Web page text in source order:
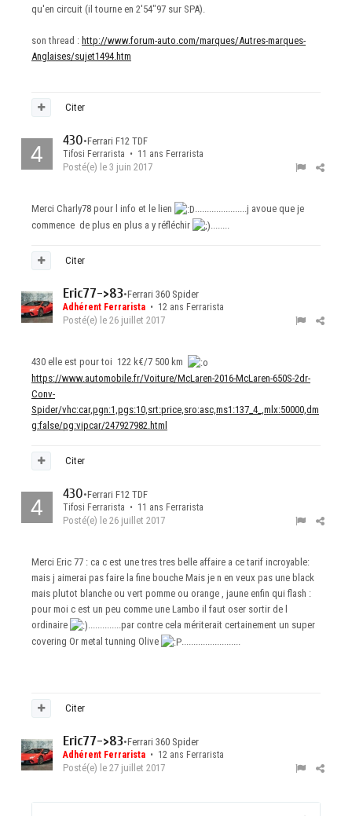
qu'en circuit (il tourne en 2'54"97 sur SPA).
son thread : http://www.forum-auto.com/marques/Autres-marques-
Anglaises/sujet1494.htm
Citer
430•Ferrari F12 TDF
Tifosi Ferrarista • 11 ans Ferrarista
Posté(e) le 3 juin 2017
Merci Charly78 pour l info et le lien
......................j avoue que je
commence de plus en plus a y réfléchir
........
Citer
Eric77->83•Ferrari 360 Spider
Adhérent Ferrarista • 12 ans Ferrarista
Posté(e) le 26 juillet 2017
430 elle est pour toi 122 k€/7 500 km
https://www.automobile.fr/Voiture/McLaren-2016-McLaren-650S-2dr-
Conv-
Spider/vhc:car,pgn:1,pgs:10,srt:price,sro:asc,ms1:137_4_,mlx:50000,dm
g:false/pg:vipcar/247927982.html
Citer
430•Ferrari F12 TDF
Tifosi Ferrarista • 11 ans Ferrarista
Posté(e) le 26 juillet 2017
Merci Eric 77 : ca c est une tres tres belle affaire a ce tarif incroyable:
mais j aimerai pas faire la fine bouche Mais je n en veux pas une black
mais plutot blanche ou vert pomme ou orange , jaune enfin qui flash :
pour moi c est un peu comme une Lambo il faut oser sortir de l
ordinaire
..............par contre cela mériterait certainement un super
covering Or metal tunning Olive
.........................
Citer
Eric77->83•Ferrari 360 Spider
Adhérent Ferrarista • 12 ans Ferrarista
Posté(e) le 27 juillet 2017